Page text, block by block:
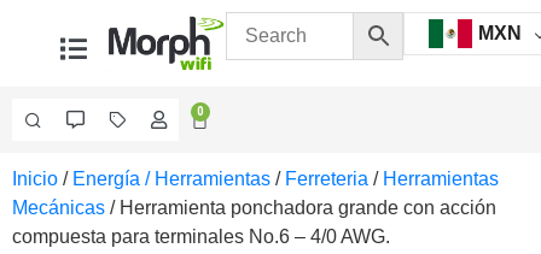
MXN
0
Videovigilancia
Accesorios
Generales
Inicio / Energía / Herramientas / Ferreteria / Herramientas
Mecánicas / Herramienta ponchadora grande con acción
compuesta para terminales No.6 – 4/0 AWG.